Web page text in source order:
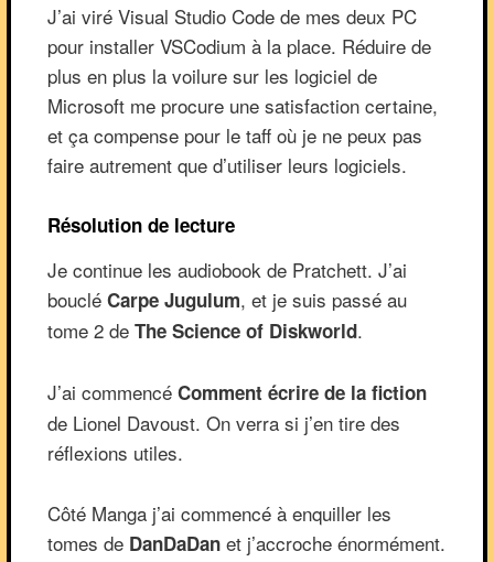
J’ai viré Visual Studio Code de mes deux PC
pour installer VSCodium à la place. Réduire de
plus en plus la voilure sur les logiciel de
Microsoft me procure une satisfaction certaine,
et ça compense pour le taff où je ne peux pas
faire autrement que d’utiliser leurs logiciels.
Résolution de lecture
Je continue les audiobook de Pratchett. J’ai
bouclé Carpe Jugulum, et je suis passé au
tome 2 de The Science of Diskworld.
J’ai commencé Comment écrire de la fiction
de Lionel Davoust. On verra si j’en tire des
réflexions utiles.
Côté Manga j’ai commencé à enquiller les
tomes de DanDaDanet j’accroche énormément.